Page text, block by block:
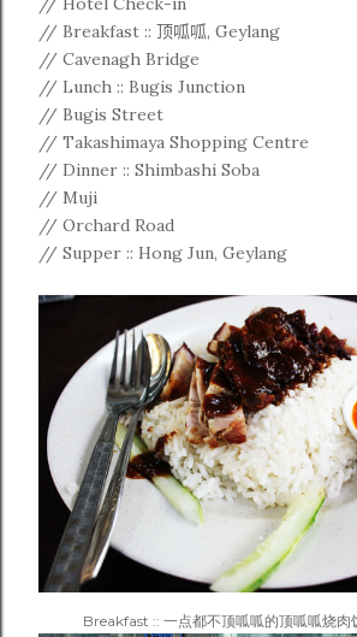
// Breakfast :: 顶呱呱, Geylang
// Cavenagh Bridge
// Lunch :: Bugis Junction
// Bugis Street
// Takashimaya Shopping Centre
// Dinner :: Shimbashi Soba
// Muji
// Orchard Road
// Supper :: Hong Jun, Geylang
Breakfast :: 一点都不顶呱呱的顶呱呱烧肉